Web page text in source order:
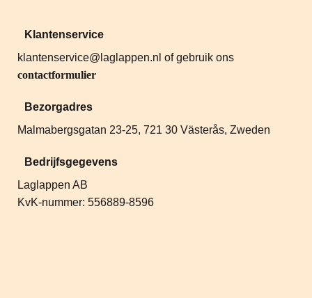
Klantenservice
klantenservice@laglappen.nl of gebruik ons
contactformulier
Bezorgadres
Malmabergsgatan 23-25, 721 30 Västerås, Zweden
Bedrijfsgegevens
Laglappen AB
KvK-nummer: 556889-8596